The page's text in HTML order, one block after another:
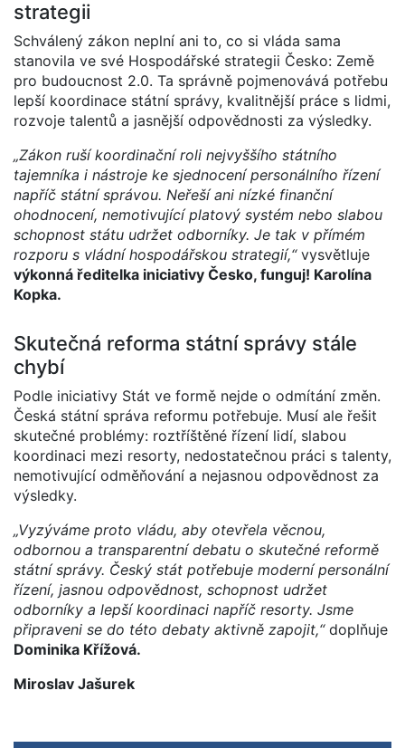
strategii
Schválený zákon neplní ani to, co si vláda sama
stanovila ve své Hospodářské strategii Česko: Země
pro budoucnost 2.0. Ta správně pojmenovává potřebu
lepší koordinace státní správy, kvalitnější práce s lidmi,
rozvoje talentů a jasnější odpovědnosti za výsledky.
„Zákon ruší koordinační roli nejvyššího státního
tajemníka i nástroje ke sjednocení personálního řízení
napříč státní správou. Neřeší ani nízké finanční
ohodnocení, nemotivující platový systém nebo slabou
schopnost státu udržet odborníky. Je tak v přímém
rozporu s vládní hospodářskou strategií,“vysvětluje
výkonná ředitelka iniciativy Česko, funguj! Karolína
Kopka.
Skutečná reforma státní správy stále
chybí
Podle iniciativy Stát ve formě nejde o odmítání změn.
Česká státní správa reformu potřebuje. Musí ale řešit
skutečné problémy: roztříštěné řízení lidí, slabou
koordinaci mezi resorty, nedostatečnou práci s talenty,
nemotivující odměňování a nejasnou odpovědnost za
výsledky.
„Vyzýváme proto vládu, aby otevřela věcnou,
odbornou a transparentní debatu o skutečné reformě
státní správy. Český stát potřebuje moderní personální
řízení, jasnou odpovědnost, schopnost udržet
odborníky a lepší koordinaci napříč resorty. Jsme
připraveni se do této debaty aktivně zapojit,“doplňuje
Dominika Křížová.
Miroslav Jašurek